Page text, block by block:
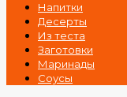
Напитки
Десерты
Из теста
Заготовки
Маринады
Соусы